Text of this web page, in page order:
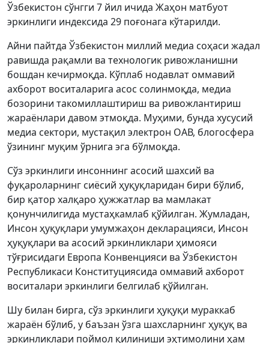
Ўзбекистон сўнгги 7 йил ичида Жаҳон матбуот
эркинлиги индексида 29 поғонага кўтарилди.
Айни пайтда Ўзбекистон миллий медиа соҳаси жадал
равишда рақамли ва технологик ривожланишни
бошдан кечирмоқда. Кўплаб нодавлат оммавий
ахборот воситаларига асос солинмоқда, медиа
бозорини такомиллаштириш ва ривожлантириш
жараёнлари давом этмоқда. Муҳими, бунда хусусий
медиа сектори, мустақил электрон ОАВ, блогосфера
ўзининг муқим ўрнига эга бўлмоқда.
Сўз эркинлиги инсоннинг асосий шахсий ва
фуқароларнинг сиёсий ҳуқуқларидан бири бўлиб,
бир қатор халқаро ҳужжатлар ва мамлакат
қонунчилигида мустаҳкамлаб қўйилган. Жумладан,
Инсон ҳуқуқлари умумжаҳон декларацияси, Инсон
ҳуқуқлари ва асосий эркинликлари ҳимояси
тўғрисидаги Европа Конвенцияси ва Ўзбекистон
Республикаси Конституциясида оммавий ахборот
воситалари эркинлиги белгилаб қўйилган.
Шу билан бирга, сўз эркинлиги ҳуқуқи мураккаб
жараён бўлиб, у баъзан ўзга шахсларнинг ҳуқуқ ва
эркинликлари поймол қилиниши эҳтимолини ҳам